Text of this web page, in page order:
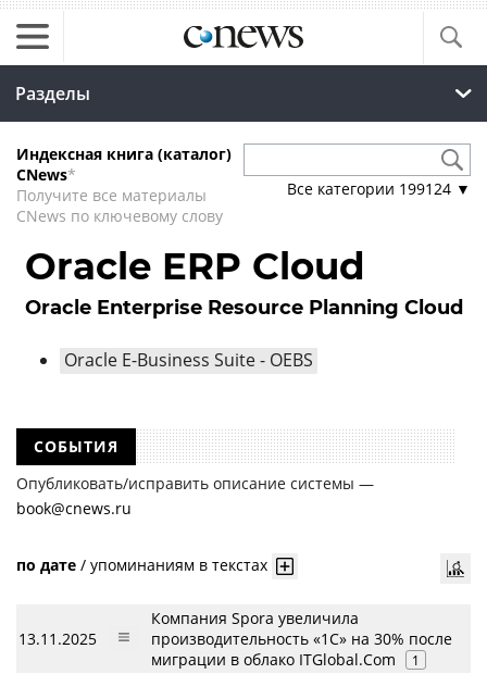
Разделы
Индексная книга (каталог)
CNews*
Получите все материалы
CNews по ключевому слову
Все категории 199124 ▼
Oracle ERP Cloud
Oracle Enterprise Resource Planning Cloud
Oracle E-Business Suite - OEBS
СОБЫТИЯ
Опубликовать/исправить описание системы —
book@cnews.ru
по дате / упоминаниям в текстах
13.11.2025
Компания Spora увеличила
производительность «1С» на 30% после
миграции в облако ITGlobal.Com
1